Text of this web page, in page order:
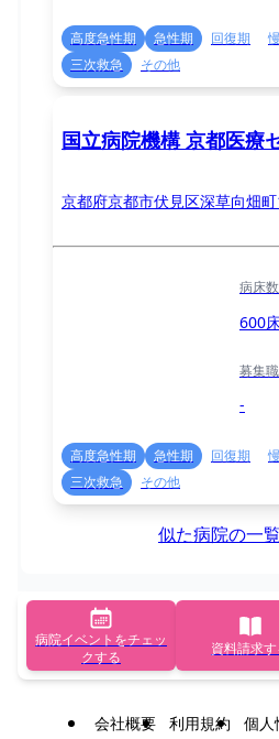
高度急性期 急性期 回復期
三次救急
その他
国立病院機構 京都医療
京都府京都市伏見区深草向畑町
病床数
600
募集
-
高度急性期 急性期 回復期
三次救急
その他
似た病院の一
病院イベントをチェッ
クする
資料請求
会社概要 利用規約 個人